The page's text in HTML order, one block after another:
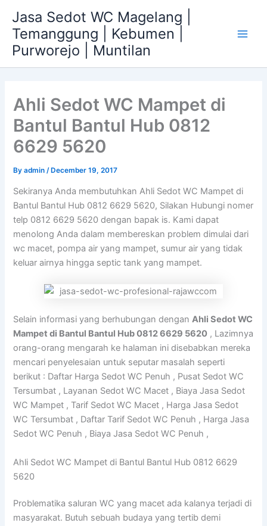
content
Jasa Sedot WC Magelang |
Temanggung | Kebumen |
Purworejo | Muntilan
Ahli Sedot WC Mampet di
Bantul Bantul Hub 0812
6629 5620
Byadmin/ December 19, 2017
Sekiranya Anda membutuhkan Ahli Sedot WC Mampet di
Bantul Bantul Hub 0812 6629 5620, Silakan Hubungi nomer
telp 0812 6629 5620 dengan bapak is. Kami dapat
menolong Anda dalam membereskan problem dimulai dari
wc macet, pompa air yang mampet, sumur air yang tidak
keluar airnya hingga septic tank yang mampet.
Selain informasi yang berhubungan denganAhli Sedot WC
Mampet di Bantul Bantul Hub 0812 6629 5620 , Lazimnya
orang-orang mengarah ke halaman ini disebabkan mereka
mencari penyelesaian untuk seputar masalah seperti
berikut : Daftar Harga Sedot WC Penuh , Pusat Sedot WC
Tersumbat , Layanan Sedot WC Macet , Biaya Jasa Sedot
WC Mampet , Tarif Sedot WC Macet , Harga Jasa Sedot
WC Tersumbat , Daftar Tarif Sedot WC Penuh , Harga Jasa
Sedot WC Penuh , Biaya Jasa Sedot WC Penuh ,
Ahli Sedot WC Mampet di Bantul Bantul Hub 0812 6629
5620
Problematika saluran WC yang macet ada kalanya terjadi di
masyarakat. Butuh sebuah budaya yang tertib demi